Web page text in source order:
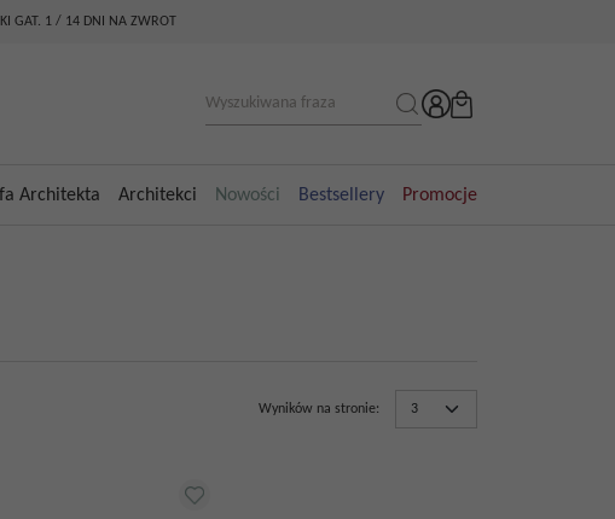
GAT. 1 / 14 DNI NA ZWROT
Architekta Architekci Nowości Bestsellery Promocje
Wyników na stronie: